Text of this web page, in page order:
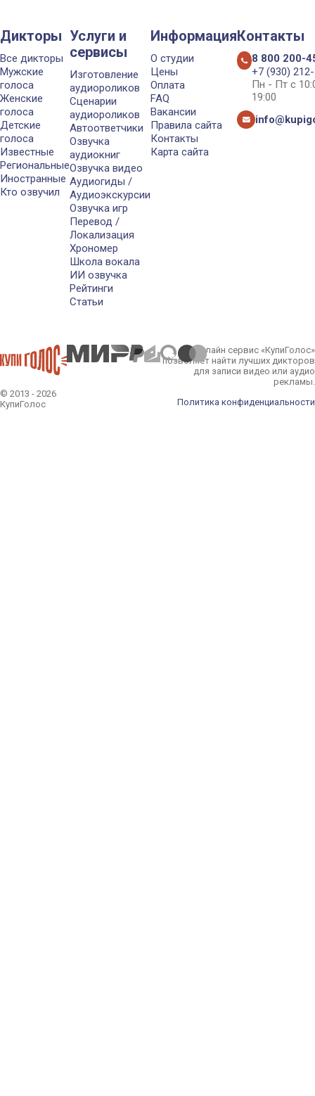
Дикторы
Все дикторы
Мужские
голоса
Женские
голоса
Детские
голоса
Известные
Региональные
Иностранные
Кто озвучил
Услуги и
сервисы
Изготовление
аудиороликов
Сценарии
аудиороликов
Автоответчики
Озвучка
аудиокниг
Озвучка видео
Аудиогиды /
Аудиоэкскурсии
Озвучка игр
Перевод /
Локализация
Хрономер
Школа вокала
ИИ озвучка
Рейтинги
Статьи
Информация
О студии
Цены
Оплата
FAQ
Вакансии
Правила сайта
Контакты
Карта сайта
Контакты
8 800 200-
+7 (930)
Пн - Пт с
19:00
© 2013 - 2026
КупиГолос
Онлайн сервис «КупиГолос»
позволяет найти лучших дикторов
для записи видео или аудио
рекламы.
Политика конфиденциальности